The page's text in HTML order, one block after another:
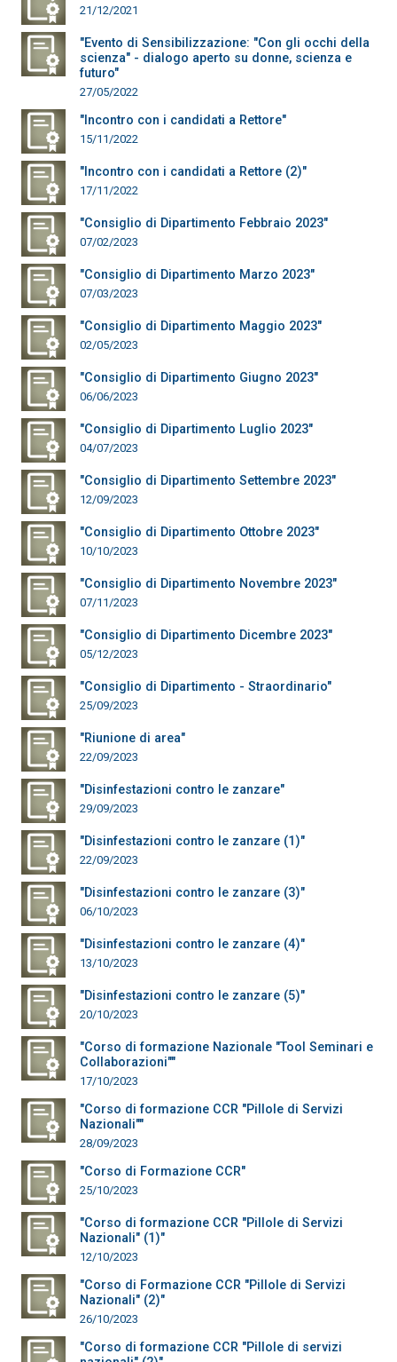
21/12/2021
"Evento di Sensibilizzazione: "Con gli occhi della
scienza" - dialogo aperto su donne, scienza e
futuro"
27/05/2022
"Incontro con i candidati a Rettore"
15/11/2022
"Incontro con i candidati a Rettore (2)"
17/11/2022
"Consiglio di Dipartimento Febbraio 2023"
07/02/2023
"Consiglio di Dipartimento Marzo 2023"
07/03/2023
"Consiglio di Dipartimento Maggio 2023"
02/05/2023
"Consiglio di Dipartimento Giugno 2023"
06/06/2023
"Consiglio di Dipartimento Luglio 2023"
04/07/2023
"Consiglio di Dipartimento Settembre 2023"
12/09/2023
"Consiglio di Dipartimento Ottobre 2023"
10/10/2023
"Consiglio di Dipartimento Novembre 2023"
07/11/2023
"Consiglio di Dipartimento Dicembre 2023"
05/12/2023
"Consiglio di Dipartimento - Straordinario"
25/09/2023
"Riunione di area"
22/09/2023
"Disinfestazioni contro le zanzare"
29/09/2023
"Disinfestazioni contro le zanzare (1)"
22/09/2023
"Disinfestazioni contro le zanzare (3)"
06/10/2023
"Disinfestazioni contro le zanzare (4)"
13/10/2023
"Disinfestazioni contro le zanzare (5)"
20/10/2023
"Corso di formazione Nazionale "Tool Seminari e
Collaborazioni""
17/10/2023
"Corso di formazione CCR "Pillole di Servizi
Nazionali""
28/09/2023
"Corso di Formazione CCR"
25/10/2023
"Corso di formazione CCR "Pillole di Servizi
Nazionali" (1)"
12/10/2023
"Corso di Formazione CCR "Pillole di Servizi
Nazionali" (2)"
26/10/2023
"Corso di formazione CCR "Pillole di servizi